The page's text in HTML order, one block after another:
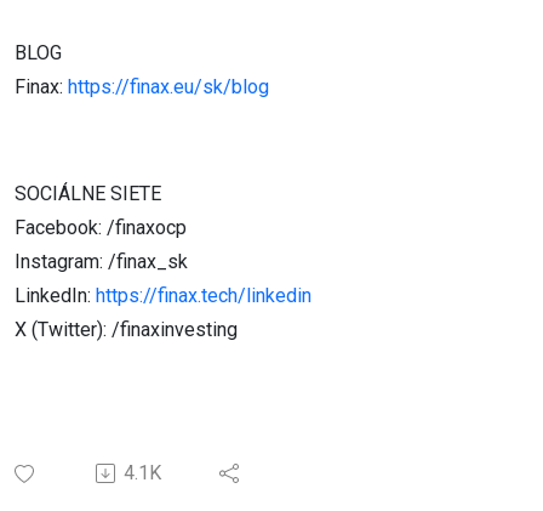
BLOG
Finax: https://finax.eu/sk/blog
SOCIÁLNE SIETE
Facebook: /finaxocp
Instagram: /finax_sk
LinkedIn: https://finax.tech/linkedin
X (Twitter): /finaxinvesting
4.1K